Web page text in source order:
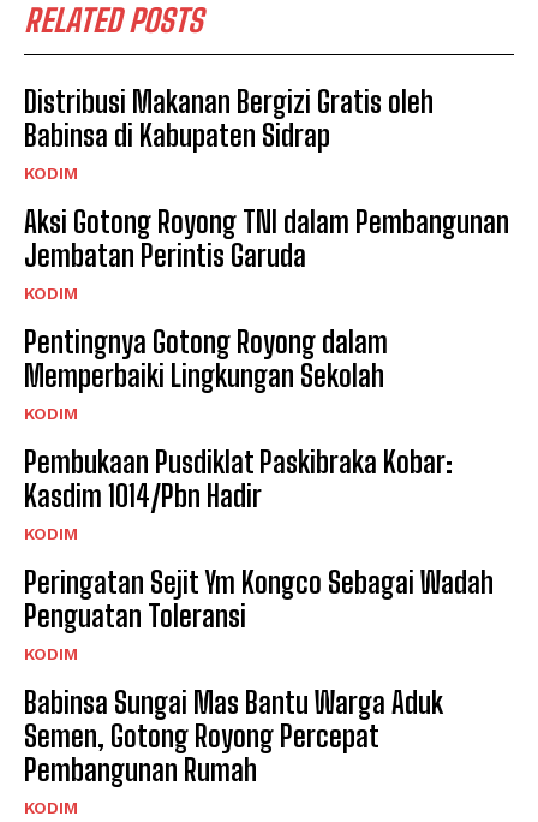
RELATED POSTS
Distribusi Makanan Bergizi Gratis oleh
Babinsa di Kabupaten Sidrap
KODIM
Aksi Gotong Royong TNI dalam Pembangunan
Jembatan Perintis Garuda
KODIM
Pentingnya Gotong Royong dalam
Memperbaiki Lingkungan Sekolah
KODIM
Pembukaan Pusdiklat Paskibraka Kobar:
Kasdim 1014/Pbn Hadir
KODIM
Peringatan Sejit Ym Kongco Sebagai Wadah
Penguatan Toleransi
KODIM
Babinsa Sungai Mas Bantu Warga Aduk
Semen, Gotong Royong Percepat
Pembangunan Rumah
KODIM